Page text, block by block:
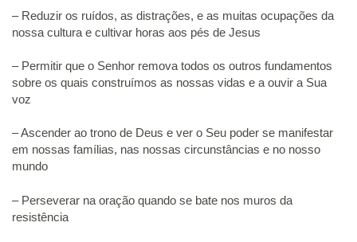
– Reduzir os ruídos, as distrações, e as muitas ocupações da
nossa cultura e cultivar horas aos pés de Jesus
– Permitir que o Senhor remova todos os outros fundamentos
sobre os quais construímos as nossas vidas e a ouvir a Sua
voz
– Ascender ao trono de Deus e ver o Seu poder se manifestar
em nossas famílias, nas nossas circunstâncias e no nosso
mundo
– Perseverar na oração quando se bate nos muros da
resistência